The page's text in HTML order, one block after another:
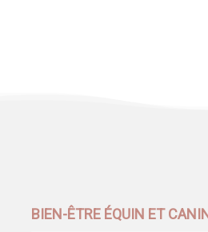
BIEN-ÊTRE ÉQUIN ET